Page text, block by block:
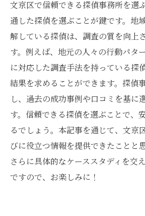
文京区で信頼できる探偵事務所を選
通した探偵を選ぶことが鍵です。地
解している探偵は、調査の質を向上
す。例えば、地元の人々の行動パタ
に対応した調査手法を持っている探
結果を求めることができます。探偵
し、過去の成功事例や口コミを基に
す。信頼できる探偵を選ぶことで、
るでしょう。本記事を通じて、文京
びに役立つ情報を提供できたことと
さらに具体的なケーススタディを交
ですので、お楽しみに！